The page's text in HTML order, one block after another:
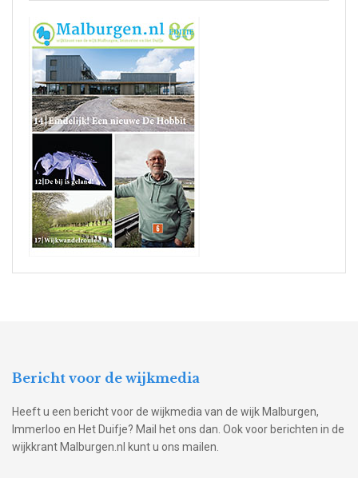
Bericht voor de wijkmedia
Heeft u een bericht voor de wijkmedia van de wijk Malburgen,
Immerloo en Het Duifje? Mail het ons dan. Ook voor berichten in de
wijkkrant Malburgen.nl kunt u ons mailen.